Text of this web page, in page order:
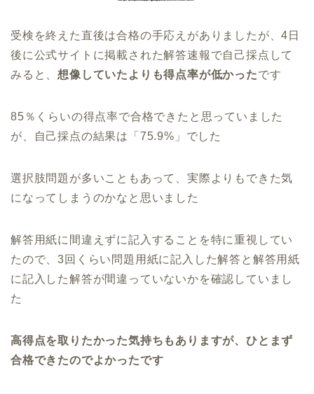
受検を終えた直後は合格の手応えがありましたが、4日
後に公式サイトに掲載された解答速報で自己採点して
みると、想像していたよりも得点率が低かったです
85％くらいの得点率で合格できたと思っていました
が、自己採点の結果は「75.9%」でした
選択肢問題が多いこともあって、実際よりもできた気
になってしまうのかなと思いました
解答用紙に間違えずに記入することを特に重視してい
たので、3回くらい問題用紙に記入した解答と解答用紙
に記入した解答が間違っていないかを確認していまし
た
高得点を取りたかった気持ちもありますが、ひとまず
合格できたのでよかったです